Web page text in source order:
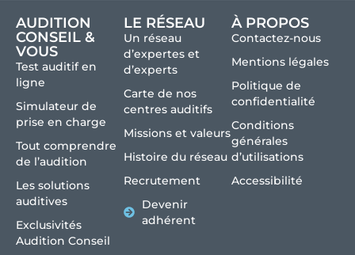
AUDITION
CONSEIL &
VOUS
Test auditif en
ligne
Simulateur de
prise en charge
Tout comprendre
de l’audition
Les solutions
auditives
Exclusivités
Audition Conseil
LE RÉSEAU
Un réseau
d’expertes et
d’experts
Carte de nos
centres auditifs
Missions et valeurs
Histoire du réseau
Recrutement
Devenir
adhérent
À PROPOS
Contactez-nous
Mentions légales
Politique de
confidentialité
Conditions
générales
d’utilisations
Accessibilité